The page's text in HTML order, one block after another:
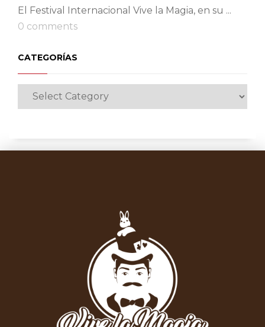
El Festival Internacional Vive la Magia, en su ...
0 comments
CATEGORÍAS